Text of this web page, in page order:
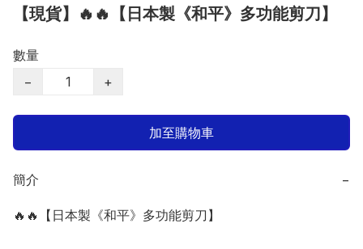
【現貨】🔥🔥【日本製《和平》多功能剪刀】
數量
−
+
加至購物車
簡介 −
🔥🔥【日本製《和平》多功能剪刀】